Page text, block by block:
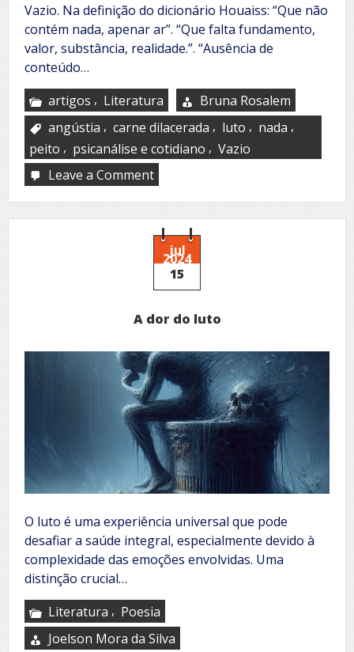
Vazio. Na definição do dicionário Houaiss: “Que não
contém nada, apenar ar”. “Que falta fundamento,
valor, substância, realidade.”. “Ausência de
conteúdo…
artigos , Literatura
Bruna Rosalem
angústia , carne dilacerada , luto , nada ,
peito , psicanálise e cotidiano , Vazio
Leave a Commenton
vazio
jul
2024
15
A dor do luto
O luto é uma experiência universal que pode
desafiar a saúde integral, especialmente devido à
complexidade das emoções envolvidas. Uma
distinção crucial…
Literatura , Poesia
Joelson Mora da Silva